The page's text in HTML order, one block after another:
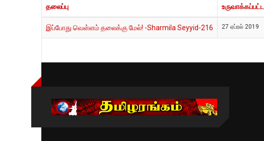
தலைப்பு
இப்போது வெள்ளம் தலைக்கு மேல்! -Sharmila Seyyid-216 27 ஏப்ரல் 2019